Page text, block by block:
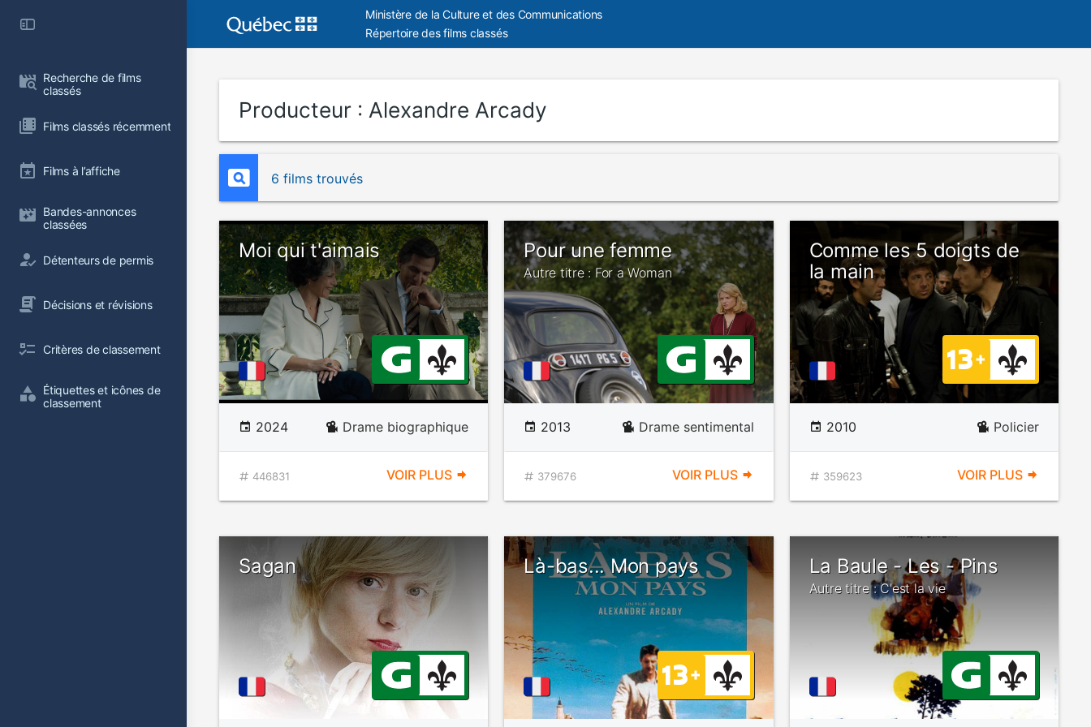
Recherche de films
classés
Films classés récemment
Films à l’affiche
Bandes-annonces
classées
Détenteurs de permis
Décisions et révisions
Critères de classement
Étiquettes et icônes de
classement
Ministère de la Culture et des Communications
Répertoire des films classés
Producteur : Alexandre Arcady
6 films trouvés
Moi qui t'aimais
2024 Drame biographique
446831 VOIR PLUS
Pour une femme
Autre titre : For a Woman
2013 Drame sentimental
379676 VOIR PLUS
Comme les 5 doigts de
la main
2010 Policier
359623 VOIR PLUS
Sagan Là-bas... Mon pays La Baule - Les - Pins
Autre titre : C'est la vie